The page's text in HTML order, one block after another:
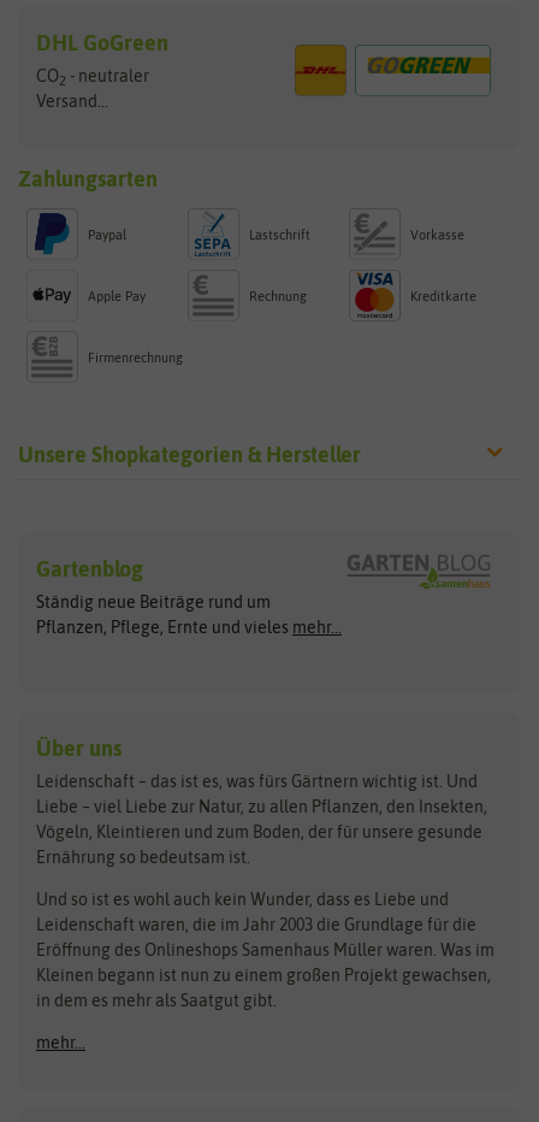
DHL GoGreen
CO2 - neutraler
Versand...
Zahlungsarten
Paypal Lastschrift Vorkasse
Apple Pay Rechnung Kreditkarte
Firmenrechnung
Unsere Shopkategorien & Hersteller
Exotische Samen
Gemüsesamen
Gründünger
Kräutersamen
Obstsamen
Pilzbrut
Rasensamen
Steckzwiebeln
Zimmer & Kübelpflanzen
Kataloge
Schnäppchen
Anzucht & Gartenzubehör
Anzuchtschalen
Arche Noah
ASB Greenworld
Benary
Bingenheimer Saatgut
Bionana
BIOWOL
Blumicorn
Bûten Birds
Clever Pots
COMPO
Dürr-Samen
Feldsaaten Freudenberger
Fertil
Flora Elite
Gartenblog
Ständig neue Beiträge rund um
Pflanzen, Pflege, Ernte und vieles mehr...
Über uns
Leidenschaft – das ist es, was fürs Gärtnern wichtig ist. Und
Liebe – viel Liebe zur Natur, zu allen Pflanzen, den Insekten,
Vögeln, Kleintieren und zum Boden, der für unsere gesunde
Ernährung so bedeutsam ist.
Und so ist es wohl auch kein Wunder, dass es Liebe und
Leidenschaft waren, die im Jahr 2003 die Grundlage für die
Eröffnung des Onlineshops Samenhaus Müller waren. Was im
Kleinen begann ist nun zu einem großen Projekt gewachsen,
in dem es mehr als Saatgut gibt.
mehr...